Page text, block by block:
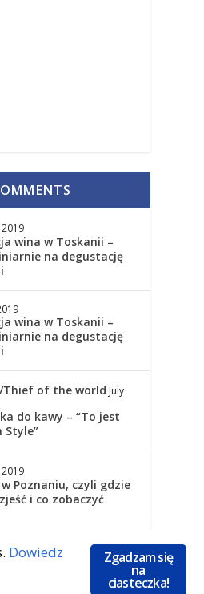
2019
wina w Toskanii –
na degustację
wina w Toskanii –
na degustację
Thief of the world July
do kawy – “To jest
Style”
2019
Poznaniu, czyli gdzie
i co zobaczyć
do kawy – “To jestZgadzam się
na
ciasteczka!
Dowiedz